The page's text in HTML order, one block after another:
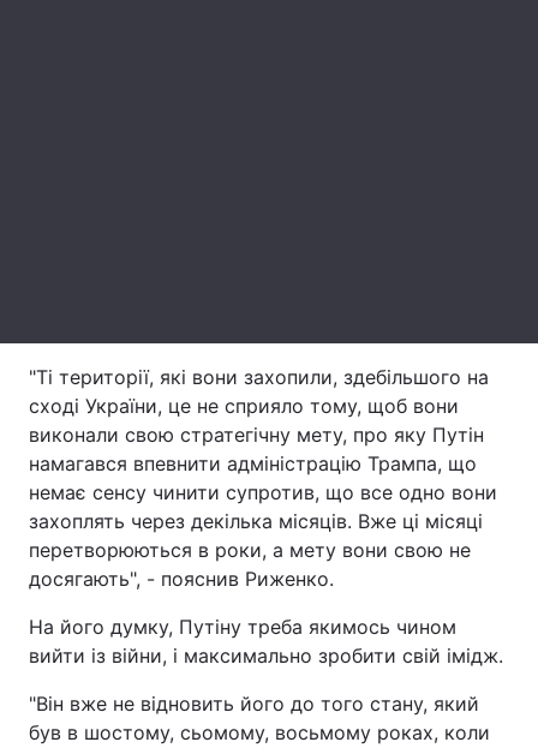
Тема оформлення
"Ті території, які вони захопили, здебільшого на
сході України, це не сприяло тому, щоб вони
виконали свою стратегічну мету, про яку Путін
намагався впевнити адміністрацію Трампа, що
немає сенсу чинити супротив, що все одно вони
захоплять через декілька місяців. Вже ці місяці
перетворюються в роки, а мету вони свою не
досягають", - пояснив Риженко.
На його думку, Путіну треба якимось чином
вийти із війни, і максимально зробити свій імідж.
"Він вже не відновить його до того стану, який
був в шостому, сьомому, восьмому роках, коли